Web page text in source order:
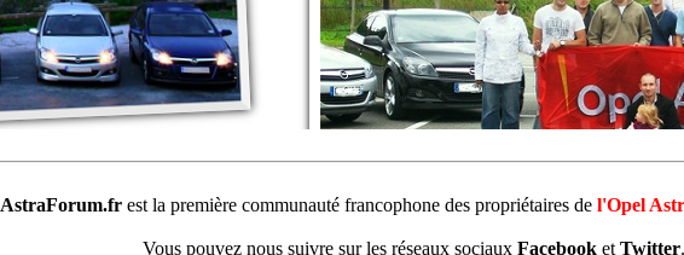
AstraForum.fr est la première communauté francophone des propriétaires de l'Opel
Vous pouvez nous suivre sur les réseaux sociaux Facebooket Twitter.